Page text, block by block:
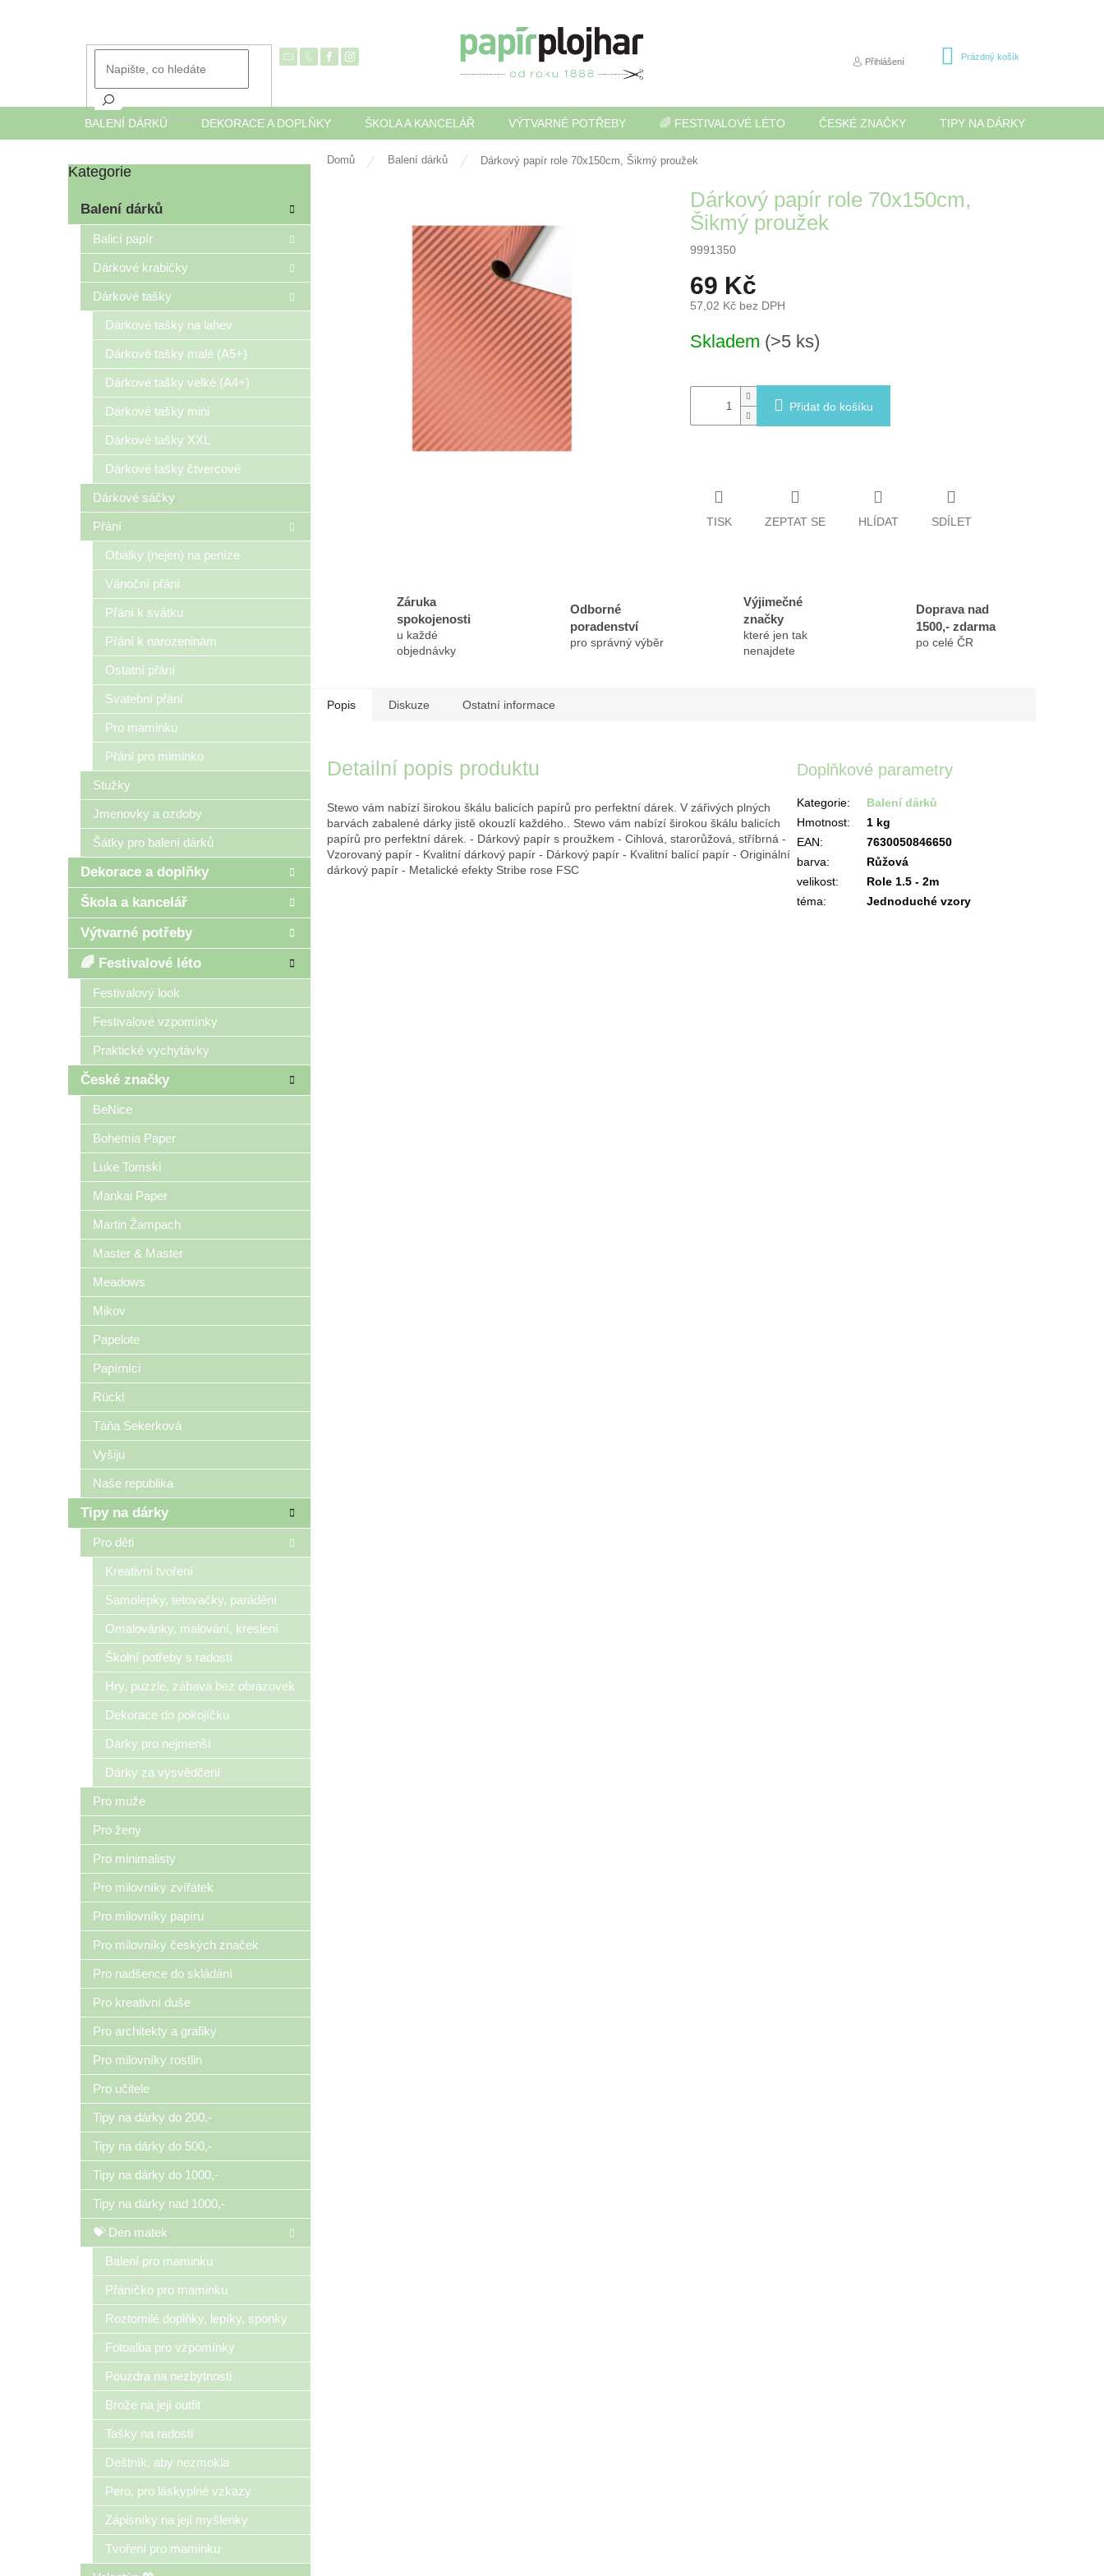
Přihlášení
NÁKUPNÍ
Prázdný košík
BALENÍ DÁRKŮ DEKORACE A DOPLŇKY ŠKOLA A KANCELÁŘ VÝTVARNÉ POTŘEBY 🌈 FESTIVALOVÉ LÉTO ČESKÉ ZNAČKY TIPY NA DÁRKY
Domů Balení dárků Dárkový papír role 70x150cm, Šikmý proužek
P
Přeskočit
Kategorie
Balení dárků
Balicí papír
Dárkové krabičky
Dárkové tašky
Dárkové tašky na lahev
Dárkové tašky malé (A5+)
Dárkové tašky velké (A4+)
Dárkové tašky mini
Dárkové tašky XXL
Dárkové tašky čtvercové
Dárkové sáčky
Přání
Obálky (nejen) na peníze
Vánoční přání
Přání k svátku
Přání k narozeninám
Ostatní přání
Svatební přání
Pro maminku
Přání pro miminko
Stužky
Jmenovky a ozdoby
Šátky pro balení dárků
Dekorace a doplňky
Škola a kancelář
Výtvarné potřeby
🌈 Festivalové léto
Festivalový look
Festivalové vzpomínky
Praktické vychytávky
České značky
BeNice
Bohemia Paper
Luke Tomski
Mankai Paper
Martin Žampach
Master & Master
Meadows
Mikov
Papelote
Papírníci
Rückl
Táňa Sekerková
Vyšiju
Naše republika
Tipy na dárky
Pro děti
Kreativní tvoření
Samolepky, tetovačky, parádění
Omalovánky, malování, kreslení
Školní potřeby s radostí
Hry, puzzle, zábava bez obrazovek
Dekorace do pokojíčku
Dárky pro nejmenší
Dárky za vysvědčení
Pro muže
Pro ženy
Pro minimalisty
Pro milovníky zvířátek
Pro milovníky papíru
Pro milovníky českých značek
Pro nadšence do skládání
Pro kreativní duše
Pro architekty a grafiky
Pro milovníky rostlin
Pro učitele
Tipy na dárky do 200,-
Tipy na dárky do 500,-
Tipy na dárky do 1000,-
Tipy na dárky nad 1000,-
💝 Den matek
Balení pro maminku
Přáníčko pro maminku
Roztomilé doplňky, lepíky, sponky
Fotoalba pro vzpomínky
Pouzdra na nezbytnosti
Brože na její outfit
Tašky na radosti
Deštník, aby nezmokla
Pero, pro láskyplné vzkazy
Zápisníky na její myšlenky
Tvoření pro maminku
Dárkový papír role 70x150cm,
Šikmý proužek
9991350
69 Kč
57,02 Kč bez DPH
cena:
Skladem (>5 ks)
Přidat do košíku
TISK ZEPTAT SE HLÍDAT SDÍLET
Záruka
spokojenosti
u každé
objednávky
Odborné
poradenství
pro správný výběr
Výjimečné
značky
které jen tak
nenajdete
Doprava nad
1500,- zdarma
po celé ČR
Popis Diskuze Ostatní informace
Detailní popis produktu
Stewo vám nabízí širokou škálu balicích papírů pro perfektní dárek. V zářivých plných
barvách zabalené dárky jistě okouzlí každého.. Stewo vám nabízí širokou škálu balicích
papírů pro perfektní dárek. - Dárkový papír s proužkem - Cihlová, starorůžová, stříbrná -
Vzorovaný papír - Kvalitní dárkový papír - Dárkový papír - Kvalitní balící papír - Originální
dárkový papír - Metalické efekty Stribe rose FSC
Doplňkové parametry
Kategorie:
Balení dárků
Hmotnost:
1 kg
EAN:
7630050846650
barva:
Růžová
velikost:
Role 1.5 - 2m
téma: Jednoduché vzory